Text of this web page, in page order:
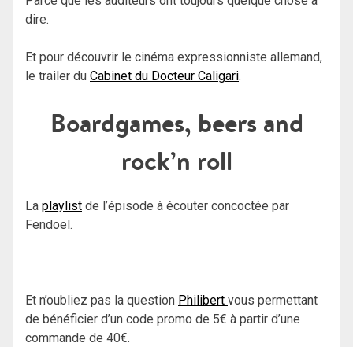
dire.
Et pour découvrir le cinéma expressionniste allemand,
le trailer du Cabinet du Docteur Caligari.
Boardgames, beers and
rock’n roll
La playlist de l’épisode à écouter concoctée par
Fendoel.
Et n’oubliez pas la question Philibert vous permettant
de bénéficier d’un code promo de 5€ à partir d’une
commande de 40€.